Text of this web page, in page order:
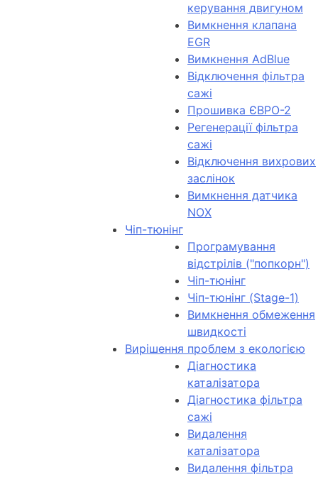
керування двигуном
Вимкнення клапана
EGR
Вимкнення AdBlue
Відключення фільтра
сажі
Прошивка ЄВРО-2
Регенерації фільтра
сажі
Відключення вихрових
заслінок
Вимкнення датчика
NOX
Чіп-тюнінг
Програмування
відстрілів ("попкорн")
Чіп-тюнінг
Чіп-тюнінг (Stage-1)
Вимкнення обмеження
швидкості
Вирішення проблем з екологією
Діагностика
каталізатора
Діагностика фільтра
сажі
Видалення
каталізатора
Видалення фільтра